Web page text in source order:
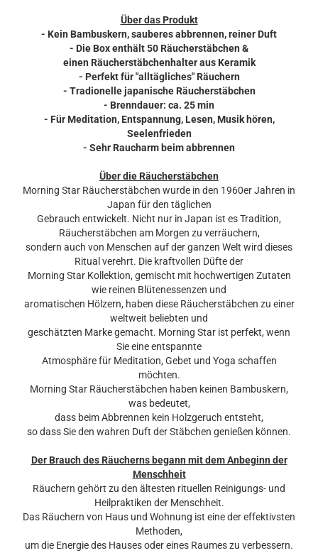
Über das Produkt
- Kein Bambuskern, sauberes abbrennen, reiner Duft
- Die Box enthält 50 Räucherstäbchen &
einen Räucherstäbchenhalter aus Keramik
- Perfekt für "alltägliches" Räuchern
- Tradionelle japanische Räucherstäbchen
- Brenndauer: ca. 25 min
- Für Meditation, Entspannung, Lesen, Musik hören,
Seelenfrieden
- Sehr Raucharm beim abbrennen
Über die Räucherstäbchen
Morning Star Räucherstäbchen wurde in den 1960er Jahren in
Japan für den täglichen
Gebrauch entwickelt. Nicht nur in Japan ist es Tradition,
Räucherstäbchen am Morgen zu verräuchern,
sondern auch von Menschen auf der ganzen Welt wird dieses
Ritual verehrt. Die kraftvollen Düfte der
Morning Star Kollektion, gemischt mit hochwertigen Zutaten
wie reinen Blütenessenzen und
aromatischen Hölzern, haben diese Räucherstäbchen zu einer
weltweit beliebten und
geschätzten Marke gemacht. Morning Star ist perfekt, wenn
Sie eine entspannte
Atmosphäre für Meditation, Gebet und Yoga schaffen
möchten.
Morning Star Räucherstäbchen haben keinen Bambuskern,
was bedeutet,
dass beim Abbrennen kein Holzgeruch entsteht,
so dass Sie den wahren Duft der Stäbchen genießen können.
Der Brauch des Räucherns begann mit dem Anbeginn der
Menschheit
Räuchern gehört zu den ältesten rituellen Reinigungs- und
Heilpraktiken der Menschheit.
Das Räuchern von Haus und Wohnung ist eine der effektivsten
Methoden,
um die Energie des Hauses oder eines Raumes zu verbessern.